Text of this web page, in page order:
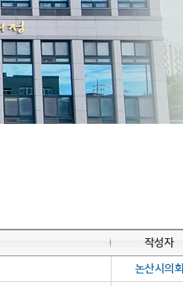
작성자
논산시의회